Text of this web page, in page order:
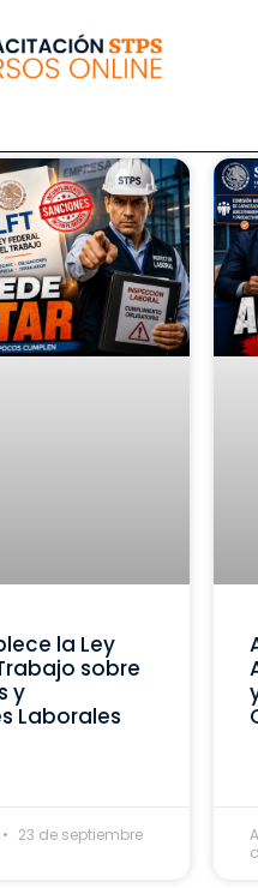
la Ley
sobre
y
Laborales
23 de septiembre